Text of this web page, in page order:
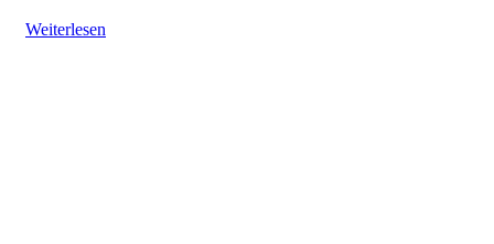
Weiterlesen